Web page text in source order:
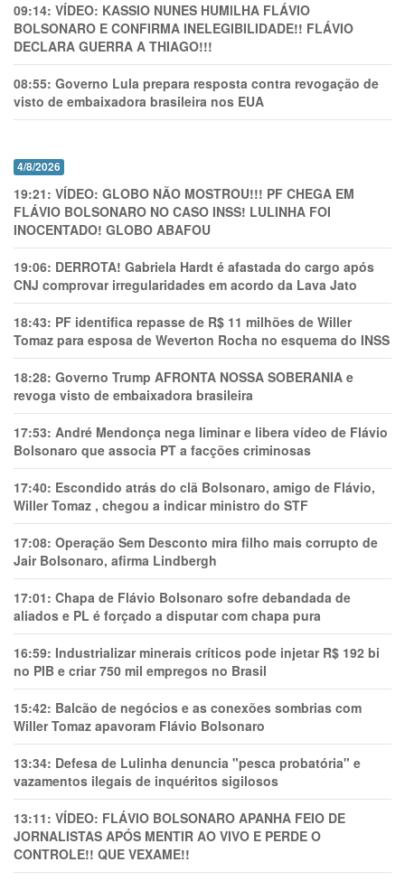
09:14: VÍDEO: KASSIO NUNES HUMlLHA FLÁVIO
BOLSONARO E CONFIRMA INELEGIBILIDADE!! FLÁVIO
DECLARA GUERRA A THIAGO!!!
08:55: Governo Lula prepara resposta contra revogação de
visto de embaixadora brasileira nos EUA
4/8/2026
19:21: VÍDEO: GLOBO NÃO MOSTROU!!! PF CHEGA EM
FLÁVIO BOLSONARO NO CASO INSS! LULINHA FOI
INOCENTADO! GLOBO ABAFOU
19:06: DERROTA! Gabriela Hardt é afastada do cargo após
CNJ comprovar irregularidades em acordo da Lava Jato
18:43: PF identifica repasse de R$ 11 milhões de Willer
Tomaz para esposa de Weverton Rocha no esquema do INSS
18:28: Governo Trump AFRONTA NOSSA SOBERANIA e
revoga visto de embaixadora brasileira
17:53: André Mendonça nega liminar e libera vídeo de Flávio
Bolsonaro que associa PT a facções criminosas
17:40: Escondido atrás do clã Bolsonaro, amigo de Flávio,
Willer Tomaz , chegou a indicar ministro do STF
17:08: Operação Sem Desconto mira filho mais corrupto de
Jair Bolsonaro, afirma Lindbergh
17:01: Chapa de Flávio Bolsonaro sofre debandada de
aliados e PL é forçado a disputar com chapa pura
16:59: Industrializar minerais críticos pode injetar R$ 192 bi
no PIB e criar 750 mil empregos no Brasil
15:42: Balcão de negócios e as conexões sombrias com
Willer Tomaz apavoram Flávio Bolsonaro
13:34: Defesa de Lulinha denuncia "pesca probatória" e
vazamentos ilegais de inquéritos sigilosos
13:11: VÍDEO: FLÁVIO BOLSONARO APANHA FEIO DE
JORNALISTAS APÓS MENTIR AO VIVO E PERDE O
CONTROLE!! QUE VEXAME!!